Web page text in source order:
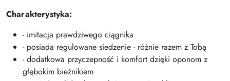
Charakterystyka:
- imitacja prawdziwego ciągnika
- posiada regulowane siedzenie - różnie razem z Tobą
- dodatkowa przyczepność i komfort dzięki oponom z
głębokim bieżnikiem